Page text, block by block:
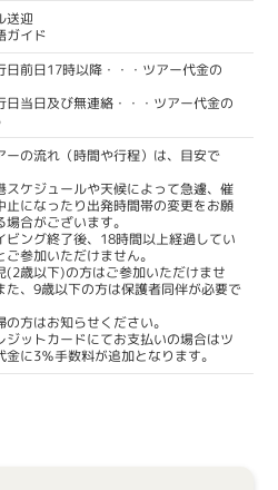
送迎
ガイド
日前日17時以降・・・ツアー代金の
日当日及び無連絡・・・ツアー代金の
ーの流れ（時間や行程）は、目安で
スケジュールや天候によって急遽、催
止になったり出発時間帯の変更をお願
場合がございます。
ビング終了後、18時間以上経過してい
ご参加いただけません。
(2歳以下)の方はご参加いただけませ
た、9歳以下の方は保護者同伴が必要で
の方はお知らせください。
ジットカードにてお支払いの場合はツ
金に3％手数料が追加となります。